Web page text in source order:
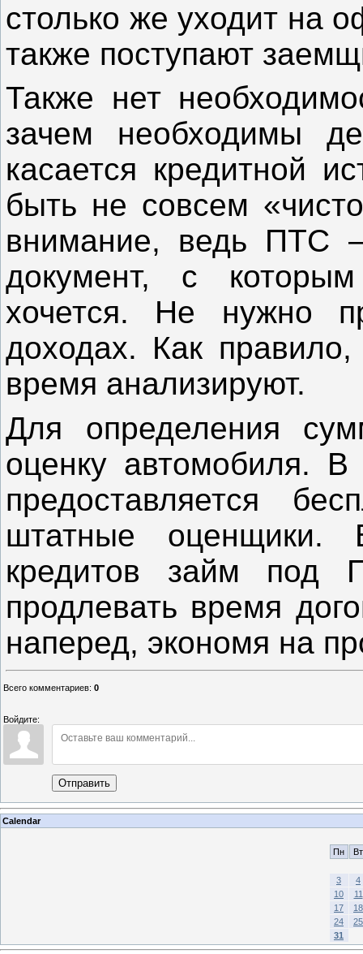
столько же уходит на
также поступают
Также нет
зачем необходимы
касается кредитной
быть не совсем
внимание, ведь ПТС
документ, с
хочется. Не нужно
доходах. Как
время анализируют.
Для определения
оценку автомобиля. В
предоставляется
штатные оценщики.
кредитов займ под
продлевать время
наперед, экономя на
Всего комментариев: 0
Войдите:
Отправить
Calendar
Пн Вт
3
4
10
11
17
18
24
25
31